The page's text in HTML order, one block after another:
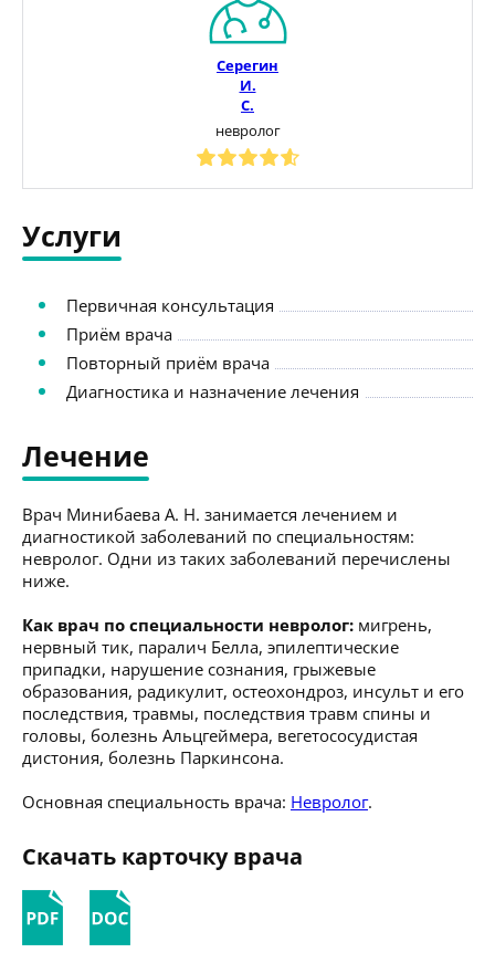
Серегин
И.
С.
невролог
Услуги
Первичная консультация
Приём врача
Повторный приём врача
Диагностика и назначение лечения
Лечение
Врач Минибаева А. Н. занимается лечением и
диагностикой заболеваний по специальностям:
невролог. Одни из таких заболеваний перечислены
ниже.
Как врач по специальности невролог: мигрень,
нервный тик, паралич Белла, эпилептические
припадки, нарушение сознания, грыжевые
образования, радикулит, остеохондроз, инсульт и его
последствия, травмы, последствия травм спины и
головы, болезнь Альцгеймера, вегетососудистая
дистония, болезнь Паркинсона.
Основная специальность врача: Невролог.
Скачать карточку врача